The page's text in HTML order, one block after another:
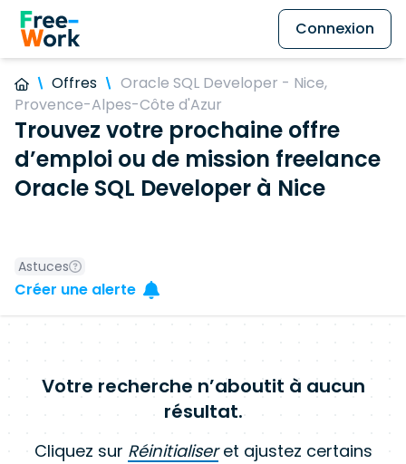
Connexion
Offres
Oracle SQL Developer - Nice,
Provence-Alpes-Côte d'Azur
Trouvez votre prochaine offre
d’emploi ou de mission freelance
Oracle SQL Developer à Nice
Astuces
Créer une alerte
Votre recherche n’aboutit à aucun
résultat.
Cliquez sur Réinitialiseret ajustez certains